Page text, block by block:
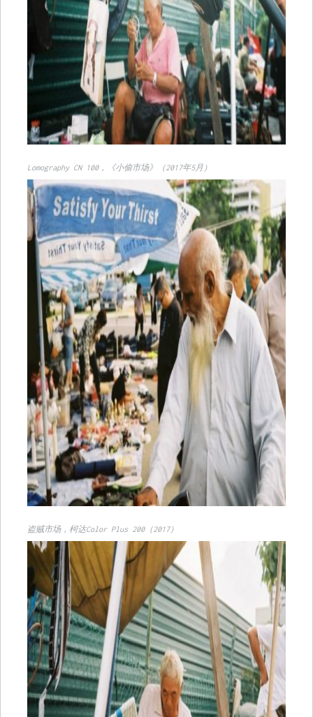
Lomography CN 100，《小偷市场》（2017年5月）
盗贼市场，柯达Color Plus 200（2017）